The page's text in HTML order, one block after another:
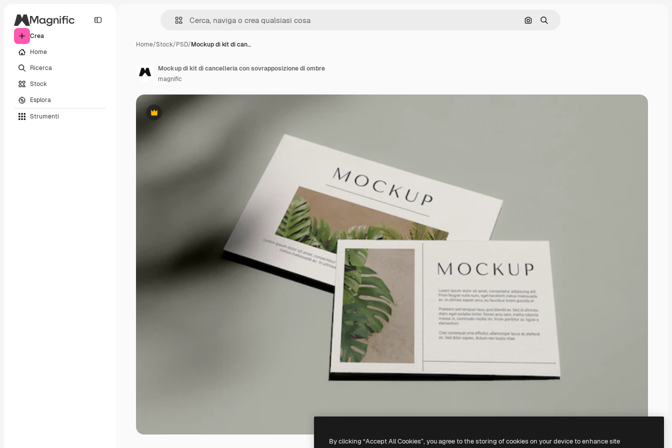
Crea
Home
Ricerca
Stock
Esplora
Strumenti
Cerca per immagine
Ricerca
Home/Stock/PSD/Mockup di kit di can…
Premium
Mockup di kit di cancelleria con sovrapposizione di ombre
magnific
By clicking “Accept All Cookies”, you agree to the storing of cookies on your device to enhance site